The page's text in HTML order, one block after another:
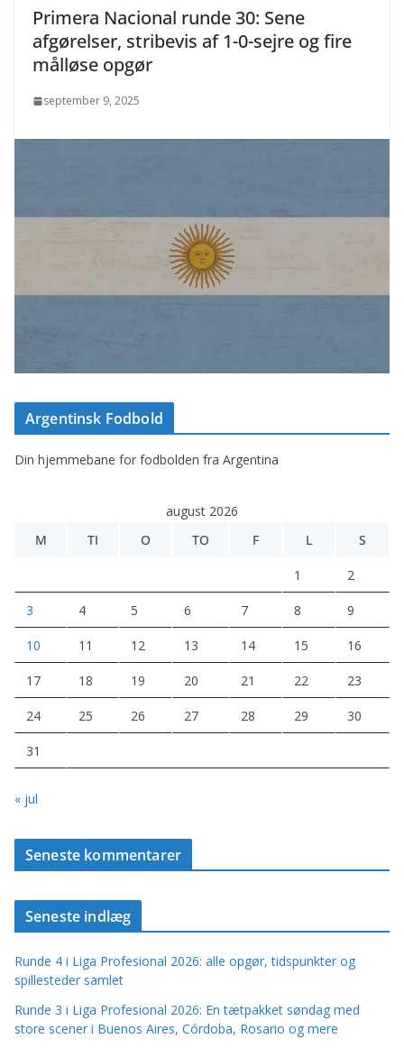
Primera Nacional runde 30: Sene
afgørelser, stribevis af 1-0-sejre og fire
målløse opgør
september 9, 2025
Argentinsk Fodbold
Din hjemmebane for fodbolden fra Argentina
august 2026
M
TI O TO F L S
1 2
3 4 5 6 7 8 9
10 11 12 13 14 15 16
17 18 19 20 21 22 23
24 25 26 27 28 29 30
31
« jul
Seneste kommentarer
Seneste indlæg
Runde 4 i Liga Profesional 2026: alle opgør, tidspunkter og
spillesteder samlet
Runde 3 i Liga Profesional 2026: En tætpakket søndag med
store scener i Buenos Aires, Córdoba, Rosario og mere